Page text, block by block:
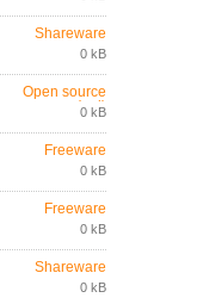
Shareware
0 kB
Open source
(gpl)
0 kB
Freeware
0 kB
Freeware
0 kB
Shareware
0 kB